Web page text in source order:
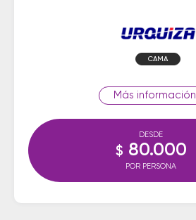
CAMA
información
DESDE
$ 80.000
POR PERSONA